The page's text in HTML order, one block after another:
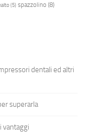
(5) spazzolino (8)
dentali ed altri
superarla
vantaggi